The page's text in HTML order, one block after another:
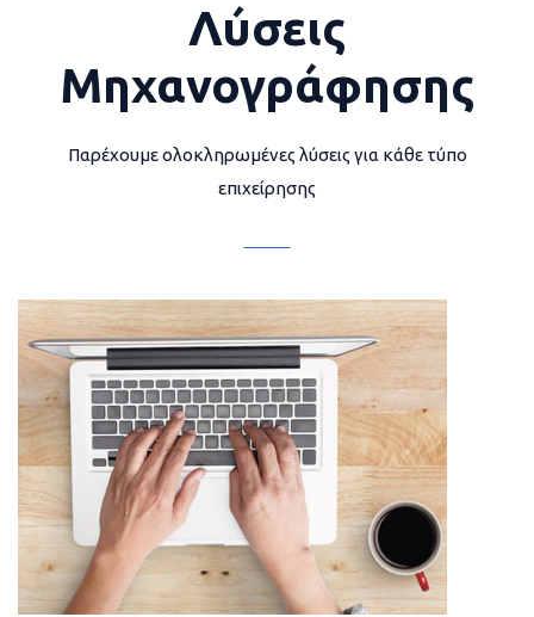
Λύσεις
Μηχανογράφησης
Παρέχουμε ολοκληρωμένες λύσεις για κάθε τύπο
επιχείρησης